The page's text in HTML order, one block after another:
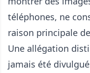
téléphones, ne
raison principale
Une allégation
jamais été